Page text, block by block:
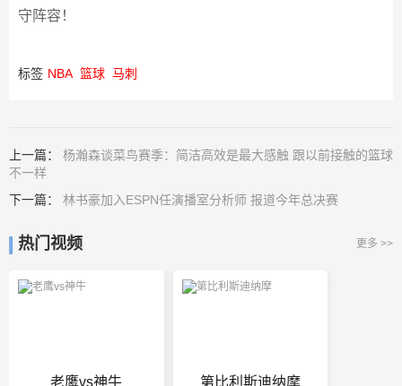
守阵容！
标签 NBA 篮球 马刺
上一篇： 杨瀚森谈菜鸟赛季：简洁高效是最大感触 跟以前接触的篮球
不一样
下一篇： 林书豪加入ESPN任演播室分析师 报道今年总决赛
热门视频 更多 >>
老鹰vs神牛 第比利斯迪纳摩